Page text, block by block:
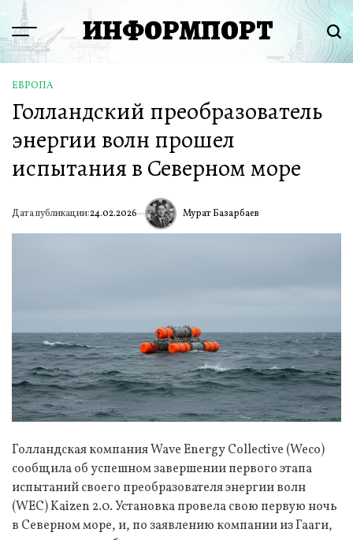
Перейти
содержимому
Menu ИНФОРМПОРТ
ОПУБЛИКОВАНО
В
ЕВРОПА
Голландский преобразователь
энергии волн прошел
испытания в Северном море
Дата публикации:24.02.2026 ИА Мурат Базарбаев
Голландская компания Wave Energy Collective (Weco)
сообщила об успешном завершении первого этапа
испытаний своего преобразователя энергии волн
(WEC) Kaizen 2.0. Установка провела свою первую ночь
в Северном море, и, по заявлению компании из Гааги,